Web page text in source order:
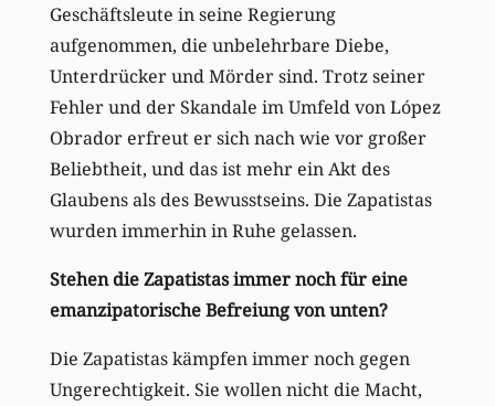
Geschäftsleute in seine Regierung
aufgenommen, die unbelehrbare Diebe,
Unterdrücker und Mörder sind. Trotz seiner
Fehler und der Skandale im Umfeld von López
Obrador erfreut er sich nach wie vor großer
Beliebtheit, und das ist mehr ein Akt des
Glaubens als des Bewusstseins. Die Zapatistas
wurden immerhin in Ruhe gelassen.
Stehen die Zapatistas immer noch für eine
emanzipatorische Befreiung von unten?
Die Zapatistas kämpfen immer noch gegen
Ungerechtigkeit. Sie wollen nicht die Macht,